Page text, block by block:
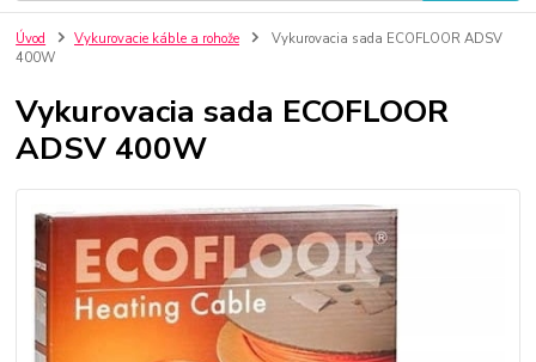
Úvod Vykurovacie káble a rohože
Vykurovacia sada ECOFLOOR ADSV
400W
Vykurovacia sada ECOFLOOR
ADSV 400W